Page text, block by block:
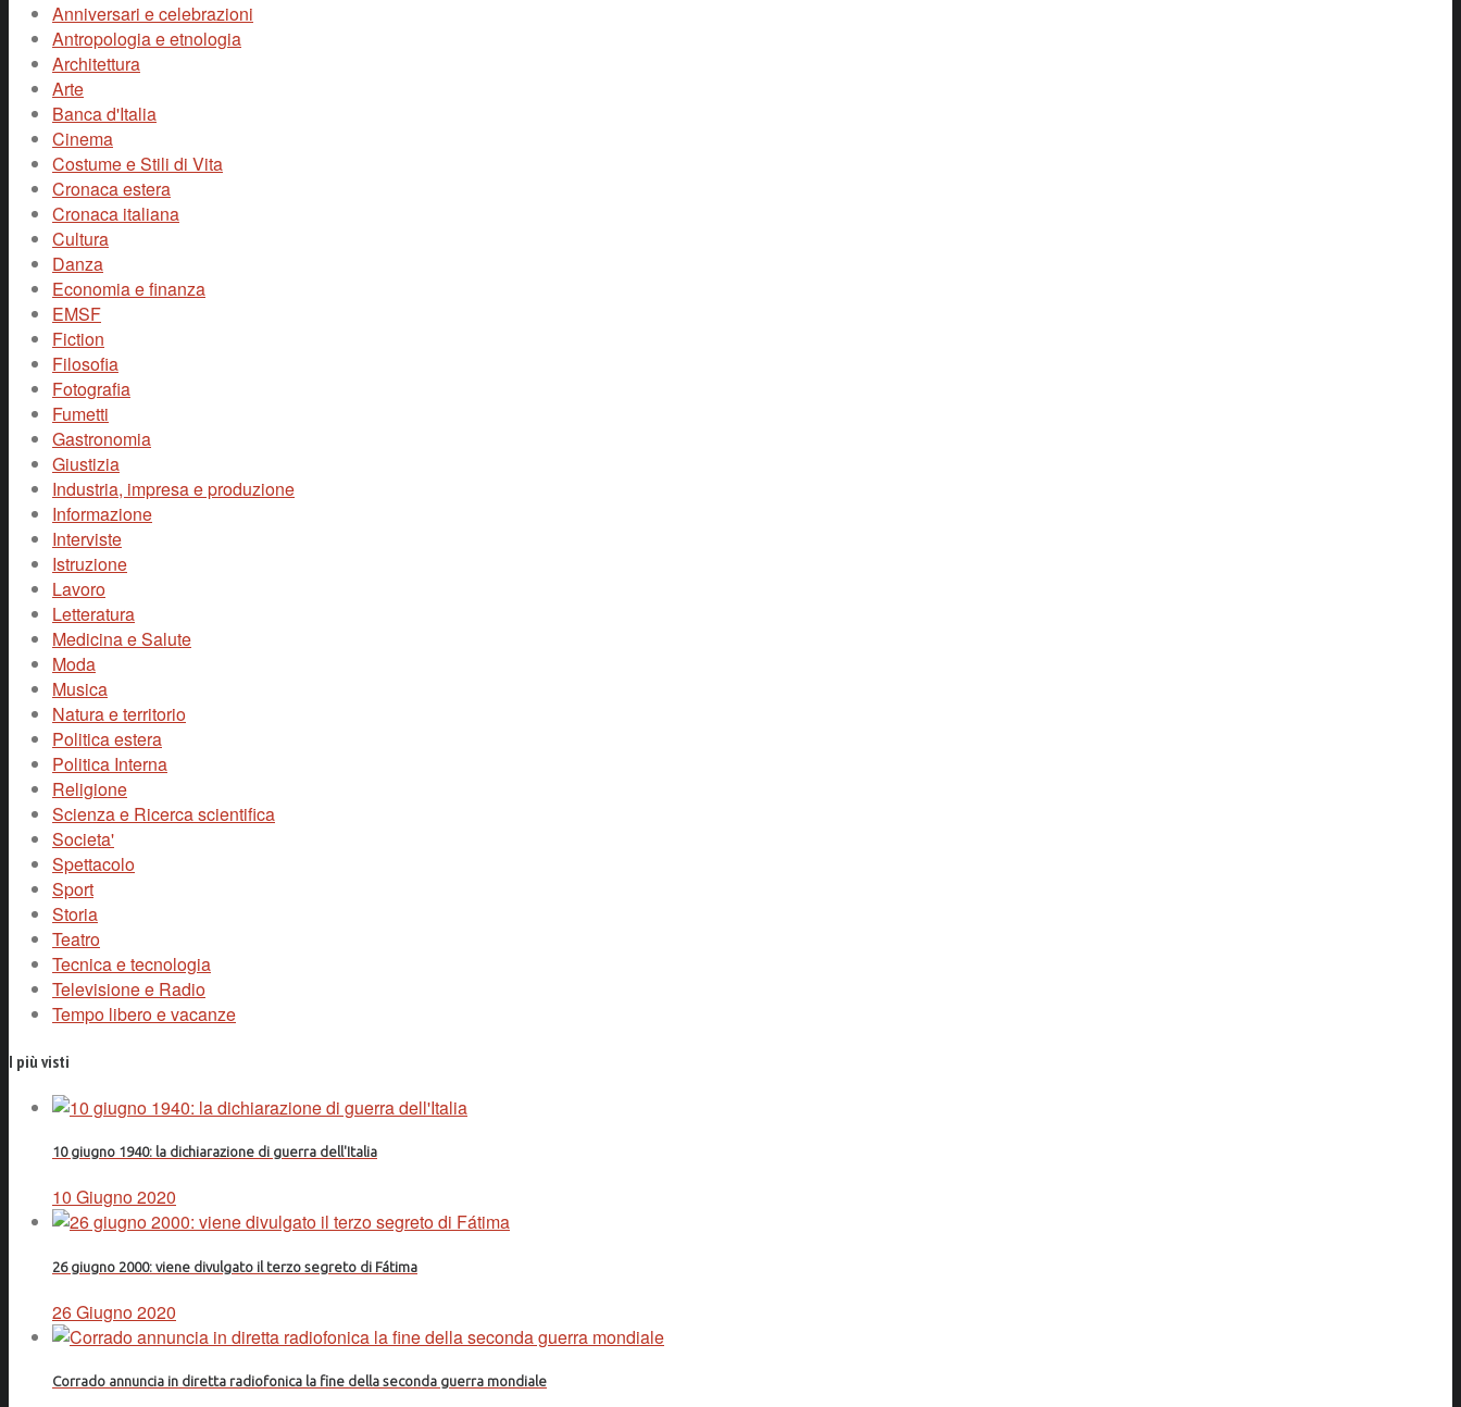
Anniversari e celebrazioni
Antropologia e etnologia
Architettura
Arte
Banca d'Italia
Cinema
Costume e Stili di Vita
Cronaca estera
Cronaca italiana
Cultura
Danza
Economia e finanza
EMSF
Fiction
Filosofia
Fotografia
Fumetti
Gastronomia
Giustizia
Industria, impresa e produzione
Informazione
Interviste
Istruzione
Lavoro
Letteratura
Medicina e Salute
Moda
Musica
Natura e territorio
Politica estera
Politica Interna
Religione
Scienza e Ricerca scientifica
Societa'
Spettacolo
Sport
Storia
Teatro
Tecnica e tecnologia
Televisione e Radio
Tempo libero e vacanze
I più visti
10 giugno 1940: la dichiarazione di guerra dell'Italia
10 Giugno 2020
26 giugno 2000: viene divulgato il terzo segreto di Fátima
26 Giugno 2020
Corrado annuncia in diretta radiofonica la fine della seconda guerra mondiale